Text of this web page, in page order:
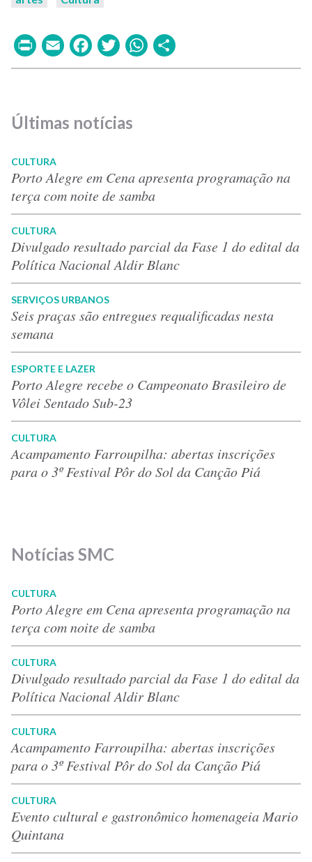
PrintEmailFacebook
TwitterWhatsApp
Últimas notícias
CULTURA
Porto Alegre em Cena apresenta programação na
terça com noite de samba
CULTURA
Divulgado resultado parcial da Fase 1 do edital da
Política Nacional Aldir Blanc
SERVIÇOS URBANOS
Seis praças são entregues requalificadas nesta
semana
ESPORTE E LAZER
Porto Alegre recebe o Campeonato Brasileiro de
Vôlei Sentado Sub-23
CULTURA
Acampamento Farroupilha: abertas inscrições
para o 3º Festival Pôr do Sol da Canção Piá
Notícias SMC
CULTURA
Porto Alegre em Cena apresenta programação na
terça com noite de samba
CULTURA
Divulgado resultado parcial da Fase 1 do edital da
Política Nacional Aldir Blanc
CULTURA
Acampamento Farroupilha: abertas inscrições
para o 3º Festival Pôr do Sol da Canção Piá
CULTURA
Evento cultural e gastronômico homenageia Mario
Quintana